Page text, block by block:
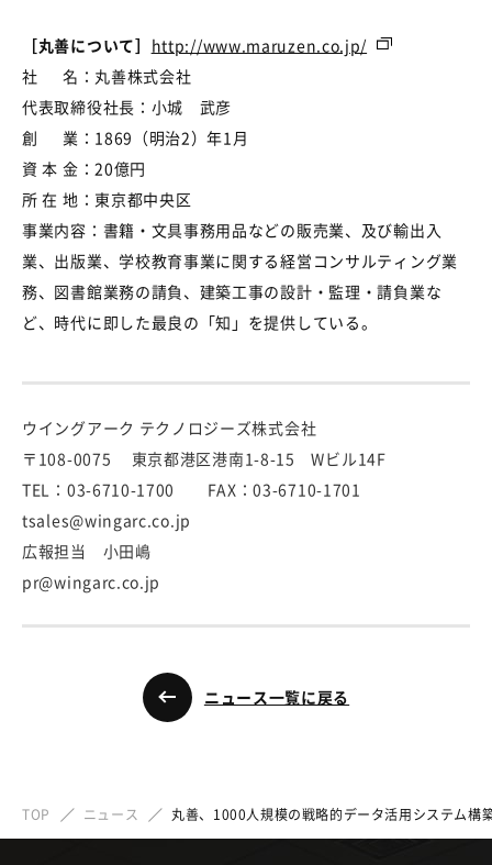
［丸善について］ http://www.maruzen.co.jp/
社 名：丸善株式会社
代表取締役社長：小城 武彦
創 業：1869（明治2）年1月
資 本 金：20億円
所 在 地：東京都中央区
事業内容：書籍・文具事務用品などの販売業、及び輸出入
業、出版業、学校教育事業に関する経営コンサルティング業
務、図書館業務の請負、建築工事の設計・監理・請負業な
ど、時代に即した最良の「知」を提供している。
ウイングアーク テクノロジーズ株式会社
〒108-0075 東京都港区港南1-8-15 Wビル14F
TEL：03-6710-1700 FAX：03-6710-1701
tsales@wingarc.co.jp
広報担当 小田嶋
pr@wingarc.co.jp
ニュース一覧に戻る
TOP ニュース 丸善、1000人規模の戦略的データ活用システム